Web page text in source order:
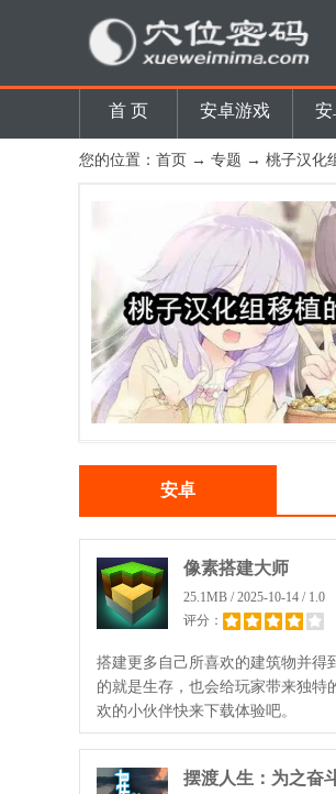
首 页 安卓游戏 安
您的位置： 首页 → 专题 → 桃子汉化
安卓
像素搭建大师
25.1MB / 2025-10-14 / 1.0
评分：
搭建更多自己所喜欢的建筑物并得
的就是生存，也会给玩家带来独特
欢的小伙伴快来下载体验吧。
摆渡人生：为之奋